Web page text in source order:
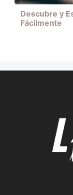
Descubre y
Fácilmente